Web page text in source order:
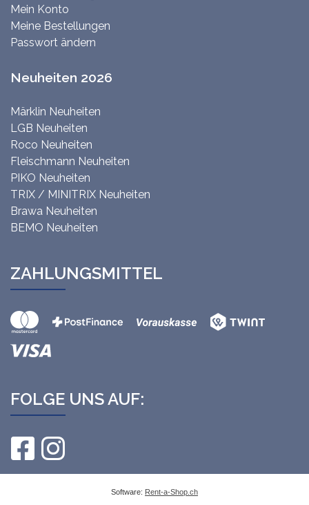
Mein Konto
Meine Bestellungen
Passwort ändern
Neuheiten 2026
Märklin Neuheiten
LGB Neuheiten
Roco Neuheiten
Fleischmann Neuheiten
PIKO Neuheiten
TRIX / MINITRIX Neuheiten
Brawa Neuheiten
BEMO Neuheiten
ZAHLUNGSMITTEL
FOLGE UNS AUF:
Software: Rent-a-Shop.ch